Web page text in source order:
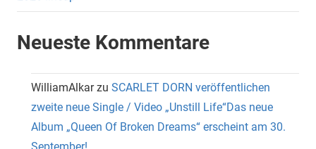
Neueste Kommentare
WilliamAlkarzu SCARLET DORN veröffentlichen
zweite neue Single / Video „Unstill Life“Das neue
Album „Queen Of Broken Dreams“ erscheint am 30.